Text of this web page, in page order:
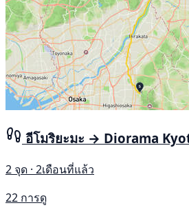
อีโมริยะมะ → Diorama
2 จุด · 2เดือนที่แล้ว
22 การดู